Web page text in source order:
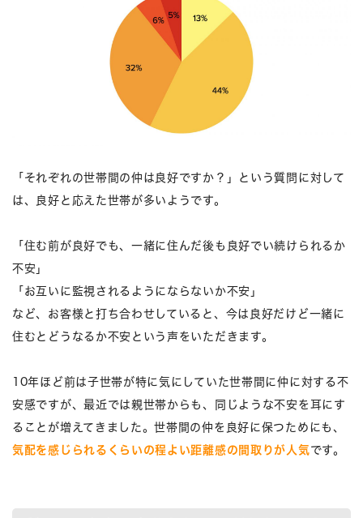
「それぞれの世帯間の仲は良好ですか？」という質問に対して
は、良好と応えた世帯が多いようです。
「住む前が良好でも、一緒に住んだ後も良好でい続けられるか
不安」
「お互いに監視されるようにならないか不安」
など、お客様と打ち合わせしていると、今は良好だけど一緒に
住むとどうなるか不安という声をいただきます。
10年ほど前は子世帯が特に気にしていた世帯間に仲に対する不
安感ですが、最近では親世帯からも、同じような不安を耳にす
ることが増えてきました。世帯間の仲を良好に保つためにも、
気配を感じられるくらいの程よい距離感の間取りが人気です。